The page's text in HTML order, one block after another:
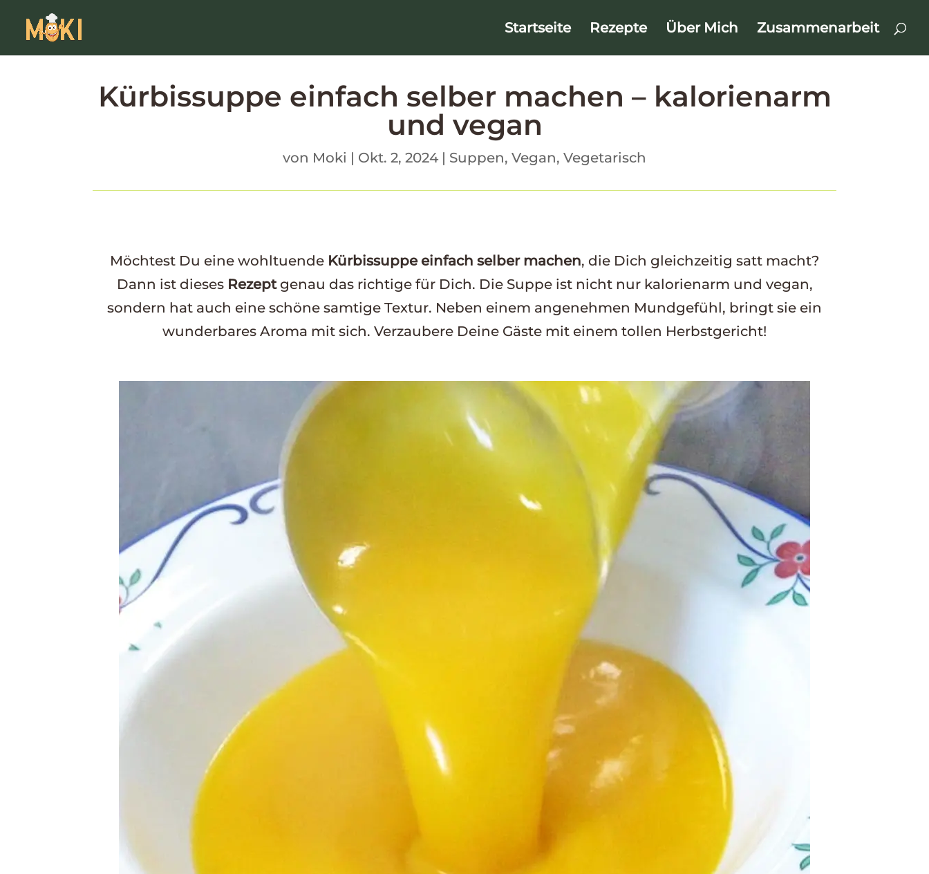
Startseite Rezepte Über Mich Zusammenarbeit
Kürbissuppe einfach selber machen – kalorienarm
und vegan
von Moki | Okt. 2, 2024 | Suppen, Vegan, Vegetarisch
Möchtest Du eine wohltuende Kürbissuppe einfach selber machen, die Dich gleichzeitig satt macht?
Dann ist diesesRezeptgenau das richtige für Dich. Die Suppe ist nicht nur kalorienarm und vegan,
sondern hat auch eine schöne samtige Textur. Neben einem angenehmen Mundgefühl, bringt sie ein
wunderbares Aroma mit sich. Verzaubere Deine Gäste mit einem tollen Herbstgericht!